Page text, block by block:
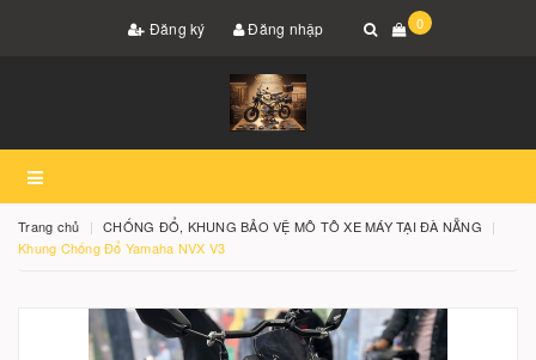
Đăng ký Đăng nhập 0
Trang chủ
CHỐNG ĐỔ, KHUNG BẢO VỆ MÔ TÔ XE MÁY TẠI ĐÀ NẴNG
Khung Chống Đổ Yamaha NVX V3